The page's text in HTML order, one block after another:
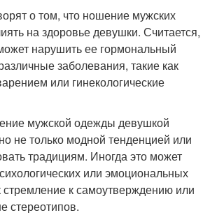
о том, что ношение мужских
на здоровье девушки. Считается,
нарушить ее гормональный
заболевания, такие как
или гинекологические
мужской одежды девушкой
не только модной тенденцией или
традициям. Иногда это может
или эмоциональных
стремление к самоутверждению или
стереотипов.